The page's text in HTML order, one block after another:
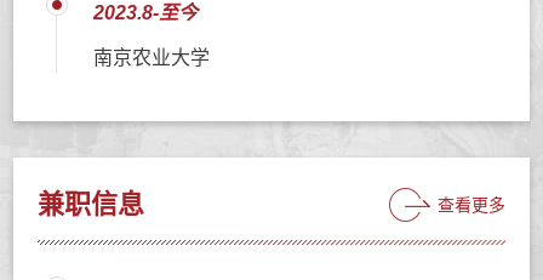
2023.8-至今
南京农业大学
兼职信息 查看更多